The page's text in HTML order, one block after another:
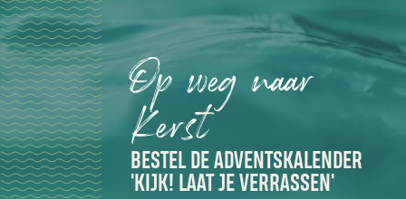
Op weg naar
Kerst
BESTEL DE ADVENTSKALENDER
'KIJK! LAAT JE VERRASSEN'